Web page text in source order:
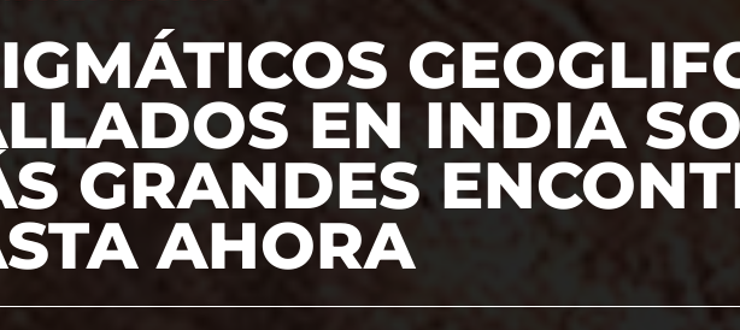
EN INDIA
GRANDES
AHORA